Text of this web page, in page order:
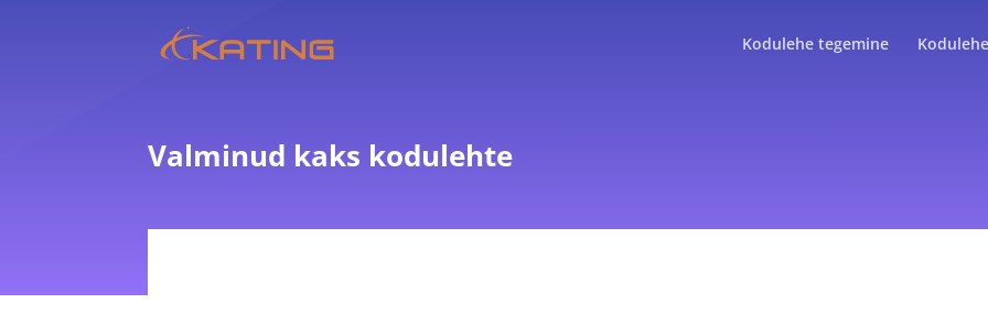
Kodulehe tegemine
Valminud kaks kodulehte